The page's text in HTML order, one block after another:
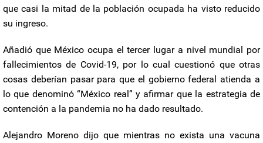
que casi la mitad de la población ocupada ha visto reducido
su ingreso.
Añadió que México ocupa el tercer lugar a nivel mundial por
fallecimientos de Covid-19, por lo cual cuestionó que otras
cosas deberían pasar para que el gobierno federal atienda a
lo que denominó “México real” y afirmar que la estrategia de
contención a la pandemia no ha dado resultado.
Alejandro Moreno dijo que mientras no exista una vacuna